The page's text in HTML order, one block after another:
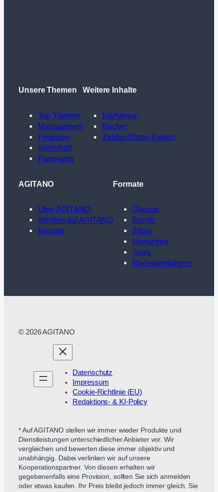
Unsere Themen
Top Themen
Management
Finanzen
Wirtschaft
Panorama
Weitere Inhalte
Interviews
Bücher
Zahlen-Daten-Fakten
AGITANO
Über AGITANO
Werben auf AGITANO
Kontakt
Formate
Glossar
Berufe
Zitate
Menschen
Tools
Redewendungen
© 2026 AGITANO
Datenschutz
Impressum
Cookie-Richtlinie (EU)
Redaktions- & KI-Policy
* Auf AGITANO stellen wir immer wieder Produkte und
Dienstleistungen unterschiedlicher Anbieter vor. Wir
vergleichen und bewerten diese immer objektiv und
unabhängig. Dabei verlinken wir auf unsere
Kooperationspartner. Von diesen erhalten wir
gegebenenfalls eine Provision, sollten Sie sich anmelden
oder etwas kaufen. Ihr Preis bleibt jedoch immer gleich. Sie